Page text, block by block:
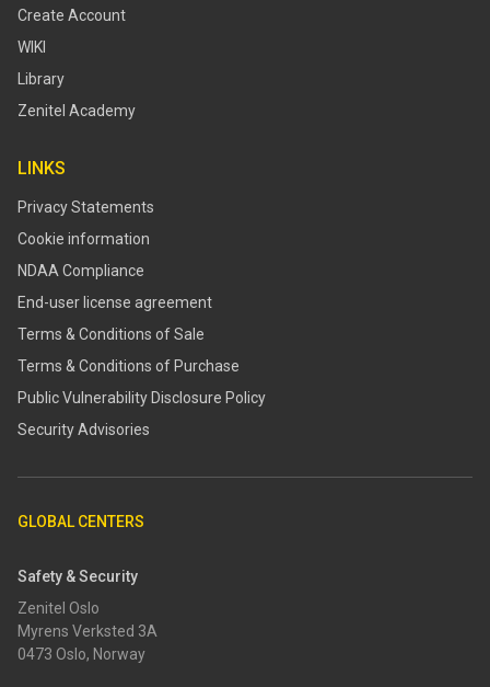
Create Account
WIKI
Library
Zenitel Academy
LINKS
Privacy Statements
Cookie information
NDAA Compliance
End-user license agreement
Terms & Conditions of Sale
Terms & Conditions of Purchase
​​Public Vulnerability Disclosure Policy​
Security Advisories
GLOBAL CENTERS
Safety & Security
Zenitel Oslo
Myrens Verksted 3A
0473 Oslo, Norway